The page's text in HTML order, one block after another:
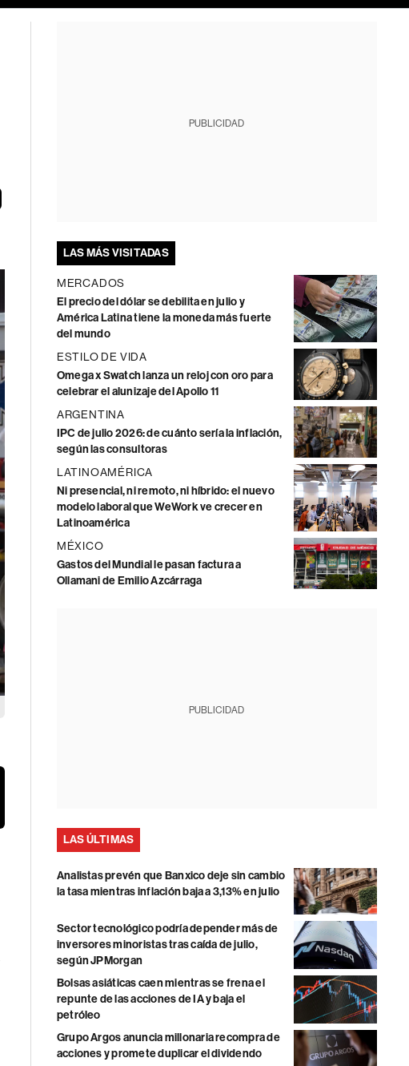
PUBLICIDAD
LAS MÁS VISITADAS
MERCADOS
El precio del dólar se debilita en julio y
América Latina tiene la moneda más fuerte
del mundo
ESTILO DE VIDA
Omega x Swatch lanza un reloj con oro para
celebrar el alunizaje del Apollo 11
ARGENTINA
IPC de julio 2026: de cuánto sería la inflación,
según las consultoras
LATINOAMÉRICA
Ni presencial, ni remoto, ni híbrido: el nuevo
modelo laboral que WeWork ve crecer en
Latinoamérica
MÉXICO
Gastos del Mundial le pasan factura a
Ollamani de Emilio Azcárraga
PUBLICIDAD
LAS ÚLTIMAS
Analistas prevén que Banxico deje sin cambio
la tasa mientras inflación baja a 3,13% en julio
Sector tecnológico podría depender más de
inversores minoristas tras caída de julio,
según JPMorgan
Bolsas asiáticas caen mientras se frena el
repunte de las acciones de IA y baja el
petróleo
Grupo Argos anuncia millonaria recompra de
acciones y promete duplicar el dividendo